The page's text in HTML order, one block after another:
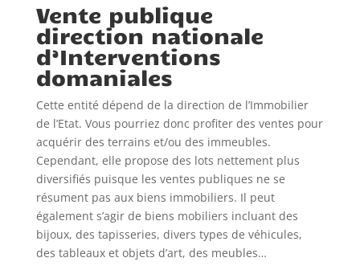
Vente publique
direction nationale
d’Interventions
domaniales
Cette entité dépend de la direction de l’Immobilier
de l’Etat. Vous pourriez donc profiter des ventes pour
acquérir des terrains et/ou des immeubles.
Cependant, elle propose des lots nettement plus
diversifiés puisque les ventes publiques ne se
résument pas aux biens immobiliers. Il peut
également s’agir de biens mobiliers incluant des
bijoux, des tapisseries, divers types de véhicules,
des tableaux et objets d’art, des meubles…